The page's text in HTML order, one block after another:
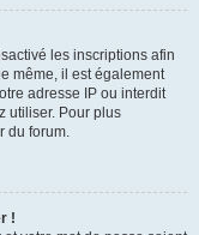
les inscriptions afin
même, il est également
adresse IP ou interdit
utiliser. Pour plus
du forum.
!